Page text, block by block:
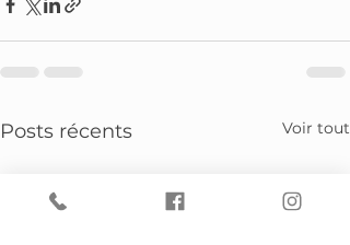
Posts récents Voir tout